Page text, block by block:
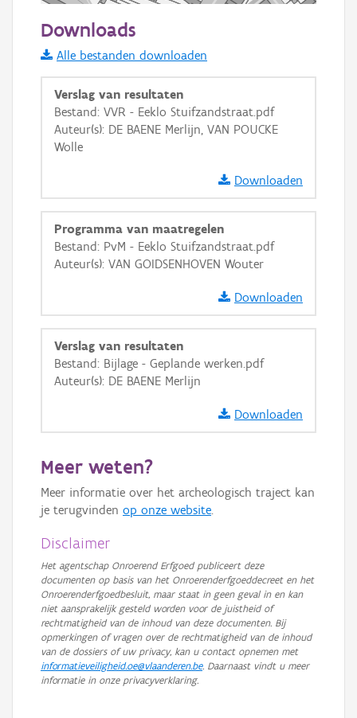
Informatie Vlaanderen
i
+ −
Basis Lagen
Ortho
GRB-Basiskaart in grijswaarden
Downloads
Alle bestanden downloaden
Verslag van resultaten
Bestand: VVR - Eeklo Stuifzandstraat.pdf
Auteur(s): DE BAENE Merlijn, VAN POUCKE
Wolle
Downloaden
Programma van maatregelen
Bestand: PvM - Eeklo Stuifzandstraat.pdf
Auteur(s): VAN GOIDSENHOVEN Wouter
Downloaden
Verslag van resultaten
Bestand: Bijlage - Geplande werken.pdf
Auteur(s): DE BAENE Merlijn
Downloaden
Meer weten?
Meer informatie over het archeologisch traject kan
je terugvinden op onze website.
Disclaimer
Het agentschap Onroerend Erfgoed publiceert deze
documenten op basis van het Onroerenderfgoeddecreet en het
Onroerenderfgoedbesluit, maar staat in geen geval in en kan
niet aansprakelijk gesteld worden voor de juistheid of
rechtmatigheid van de inhoud van deze documenten. Bij
opmerkingen of vragen over de rechtmatigheid van de inhoud
van de dossiers of uw privacy, kan u contact opnemen met
informatieveiligheid.oe@vlaanderen.be. Daarnaast vindt u meer
informatie in onze privacyverklaring.